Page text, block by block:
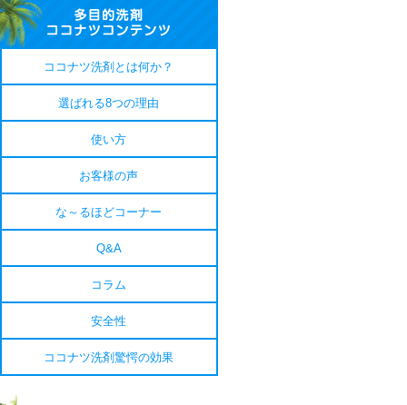
ココナツ洗剤とは何か？
選ばれる8つの理由
使い方
お客様の声
な～るほどコーナー
Q&A
コラム
安全性
ココナツ洗剤驚愕の効果